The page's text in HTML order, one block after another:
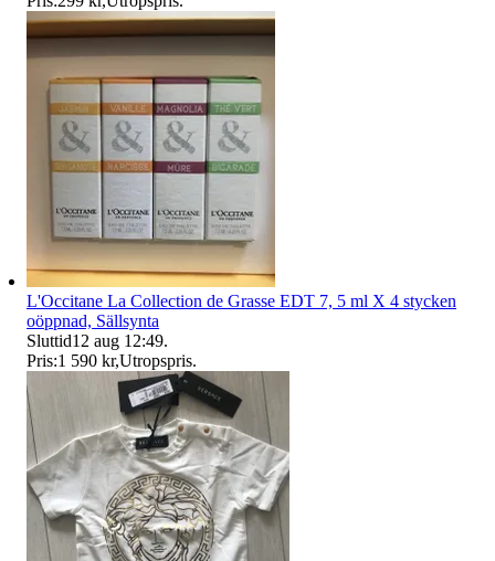
L'Occitane La Collection de Grasse EDT 7, 5 ml X 4 stycken
oöppnad, Sällsynta
Sluttid12 aug 12:49.
Pris:1 590 kr,Utropspris.